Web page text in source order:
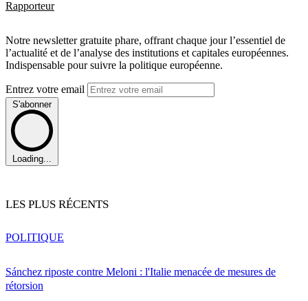
Rapporteur
Notre newsletter gratuite phare, offrant chaque jour l’essentiel de
l’actualité et de l’analyse des institutions et capitales européennes.
Indispensable pour suivre la politique européenne.
Entrez votre email
S'abonner
Loading...
LES PLUS RÉCENTS
Sánchez riposte contre Meloni : l'Italie menacée de mesures de
rétorsion
POLITIQUE